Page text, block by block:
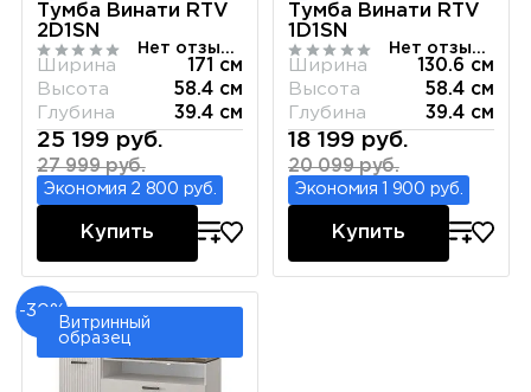
Тумба Винати RTV
2D1SN
Нет отзывов
Ширина
171 см
Высота
58.4 см
Глубина
39.4 см
25 199 руб.
27 999 руб.
Экономия 2 800 руб.
Купить
Тумба Винати RTV
1D1SN
Нет отзывов
Ширина
130.6 см
Высота
58.4 см
Глубина
39.4 см
18 199 руб.
20 099 руб.
Экономия 1 900 руб.
Купить
-30%
Витринный
образец